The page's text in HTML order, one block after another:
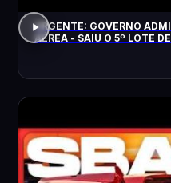
URGENTE: GOVERNO
AÉREA - SAIU O 5º LOTE